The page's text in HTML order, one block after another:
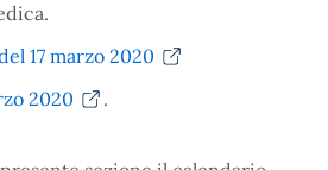
17 marzo 2020
2020
.